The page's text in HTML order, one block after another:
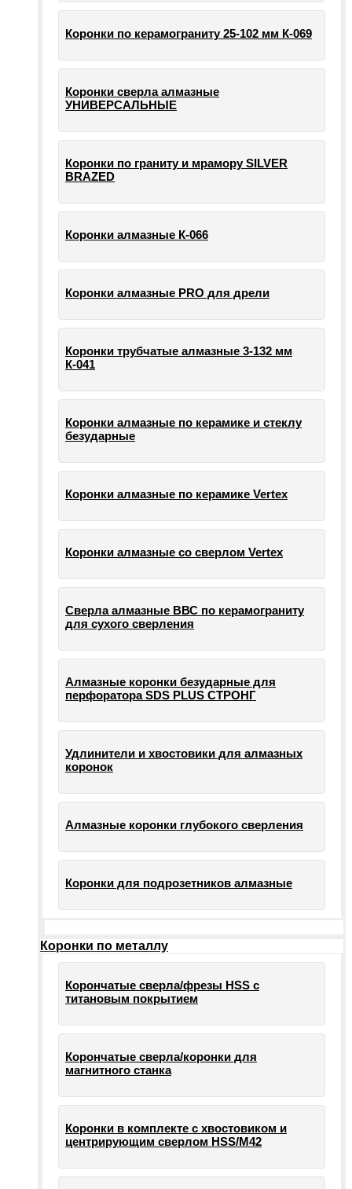
Коронки по керамограниту 25-102 мм К-069
Коронки сверла алмазные
УНИВЕРСАЛЬНЫЕ
Коронки по граниту и мрамору SILVER
BRAZED
Коронки алмазные К-066
Коронки алмазные PRO для дрели
Коронки трубчатые алмазные 3-132 мм
К-041
Коронки алмазные по керамике и стеклу
безударные
Коронки алмазные по керамике Vertex
Коронки алмазные со сверлом Vertex
Сверла алмазные ВВС по керамограниту
для сухого сверления
Алмазные коронки безударные для
перфоратора SDS PLUS СТРОНГ
Удлинители и хвостовики для алмазных
коронок
Алмазные коронки глубокого сверления
Коронки для подрозетников алмазные
Коронки по металлу
Корончатые сверла/фрезы HSS c
титановым покрытием
Корончатые сверла/коронки для
магнитного станка
Коронки в комплекте с хвостовиком и
центрирующим сверлом HSS/М42